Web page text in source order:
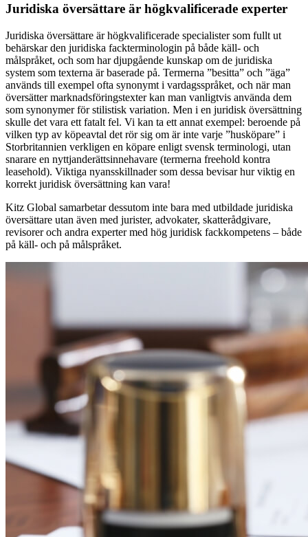
Juridiska översättare är högkvalificerade experter
Juridiska översättare är högkvalificerade specialister som fullt ut
behärskar den juridiska fackterminologin på både käll- och
målspråket, och som har djupgående kunskap om de juridiska
system som texterna är baserade på. Termerna ”besitta” och ”äga”
används till exempel ofta synonymt i vardagsspråket, och när man
översätter marknadsföringstexter kan man vanligtvis använda dem
som synonymer för stilistisk variation. Men i en juridisk översättning
skulle det vara ett fatalt fel. Vi kan ta ett annat exempel: beroende på
vilken typ av köpeavtal det rör sig om är inte varje ”husköpare” i
Storbritannien verkligen en köpare enligt svensk terminologi, utan
snarare en nyttjanderättsinnehavare (termerna freehold kontra
leasehold). Viktiga nyansskillnader som dessa bevisar hur viktig en
korrekt juridisk översättning kan vara!
Kitz Global samarbetar dessutom inte bara med utbildade juridiska
översättare utan även med jurister, advokater, skatterådgivare,
revisorer och andra experter med hög juridisk fackkompetens – både
på käll- och på målspråket.